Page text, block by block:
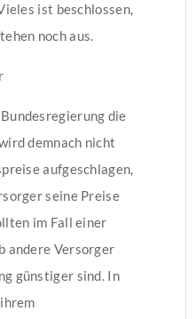
ist beschlossen,
noch aus.
die
demnach nicht
aufgeschlagen,
seine Preise
im Fall einer
andere Versorger
günstiger sind. In